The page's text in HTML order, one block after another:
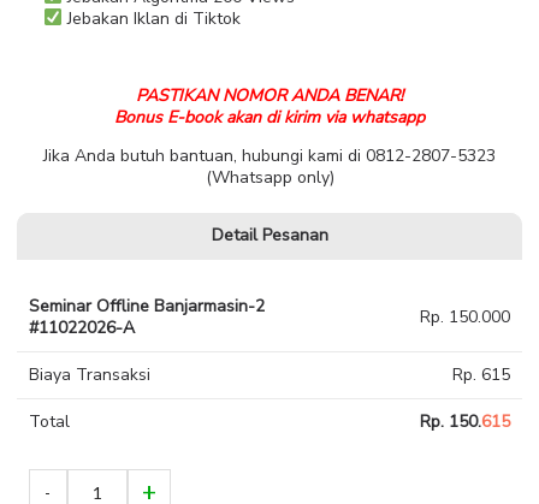
Jebakan Iklan di Tiktok
PASTIKAN NOMOR ANDA BENAR!
Bonus E-book akan di kirim via whatsapp
Jika Anda butuh bantuan, hubungi kami di 0812-2807-5323
(Whatsapp only)
Detail Pesanan
Seminar Offline Banjarmasin-2
#11022026-A
Rp. 150.000
Biaya Transaksi Rp. 615
Total Rp. 150.615